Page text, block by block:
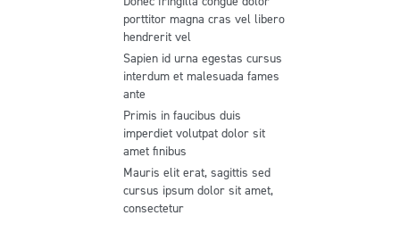
porttitor magna cras vel libero
hendrerit vel
Sapien id urna egestas cursus
interdum et malesuada fames
ante
Primis in faucibus duis
imperdiet volutpat dolor sit
amet finibus
Mauris elit erat, sagittis sed
cursus ipsum dolor sit amet,
consectetur